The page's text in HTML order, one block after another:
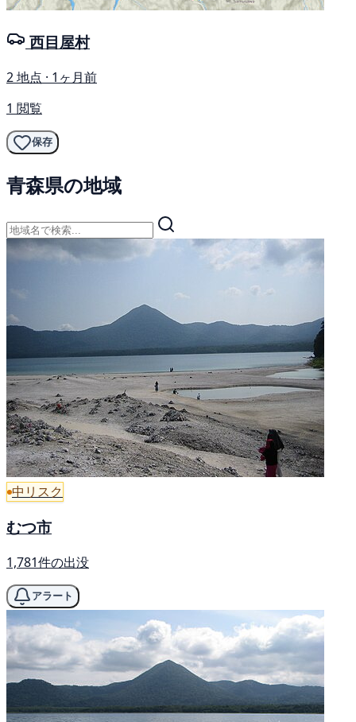
西目屋村
2 地点 · 1ヶ月前
1 閲覧
保存
青森県の地域
中リスク
むつ市
1,781件の出没
アラート